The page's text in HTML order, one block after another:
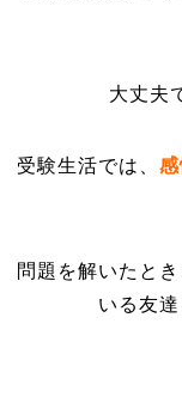
大丈夫
受験生活では、
問題を解いたと
いる友